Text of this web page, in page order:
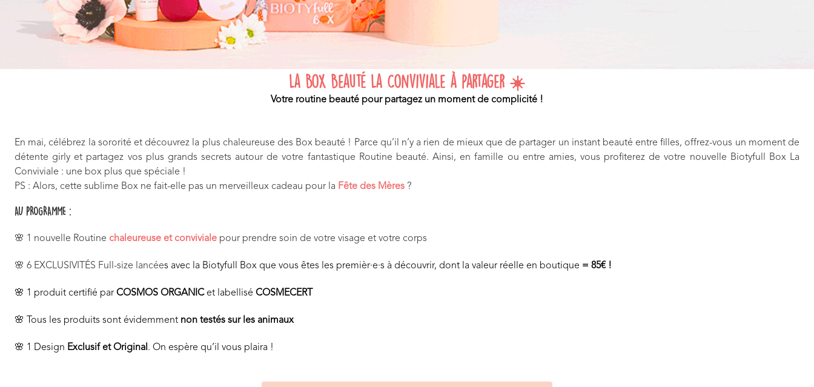
La Box Beauté La Conviviale à partager ☀️
Votre routine beauté pour partagez un moment de complicité !
En mai, célébrez la sororité et découvrez la plus chaleureuse des Box beauté ! Parce qu’il n’y a rien de mieux que de partager un instant beauté entre filles, offrez-vous un moment de
détente girly et partagez vos plus grands secrets autour de votre fantastique Routine beauté. Ainsi, en famille ou entre amies, vous profiterez de votre nouvelle Biotyfull Box La
Conviviale : une box plus que spéciale !
PS : Alors, cette sublime Box ne fait-elle pas un merveilleux cadeau pour la Fête des Mères ?
AU PROGRAMME :
🌸 1 nouvelle Routine chaleureuse et conviviale pour prendre soin de votre visage et votre corps
🌸 6 EXCLUSIVITÉS Full-size lancées avec la Biotyfull Box que vous êtes les premièr·e·s à découvrir, dont la valeur réelle en boutique = 85€ !
🌸 1 produit certifié par COSMOS ORGANIC et labellisé COSMECERT
🌸 Tous les produits sont évidemment non testés sur les animaux
🌸 1 Design Exclusif et Original . On espère qu’il vous plaira !